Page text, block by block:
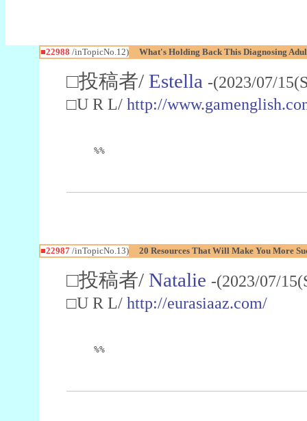
■22988 /inTopicNo.12) What's Holding Back This Diagnosing
□投稿者/ Estella -(2023/07/
□U R L/ http://
%%
■22987/inTopicNo.13) 20 Resources That Will Make You More
□投稿者/ Natalie -(2023/07/
□U R L/ http://eurasiaaz.com/
%%